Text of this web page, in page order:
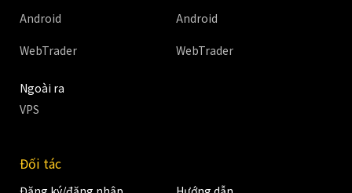
Android
WebTrader
Android
WebTrader
Ngoài ra
VPS
Đối tác